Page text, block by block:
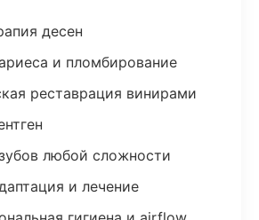
десен
и пломбирование
реставрация винирами
любой сложности
и лечение